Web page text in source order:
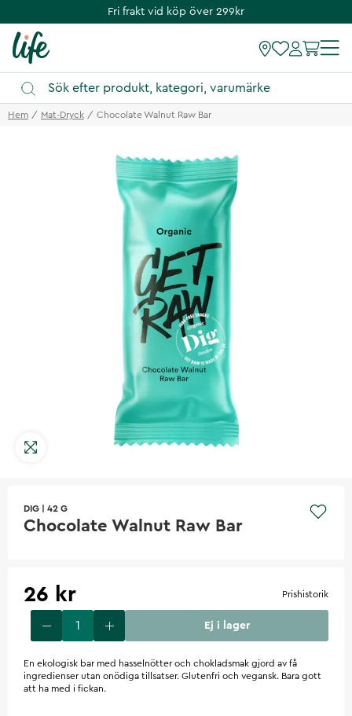
Fri frakt vid köp över 299kr
Hem Mat-Dryck Chocolate Walnut Raw Bar
DIG 42 G
Chocolate Walnut Raw Bar
26 kr Prishistorik
Ej i lager
En ekologisk bar med hasselnötter och chokladsmak gjord av få
ingredienser utan onödiga tillsatser. Glutenfri och vegansk. Bara gott
att ha med i fickan.